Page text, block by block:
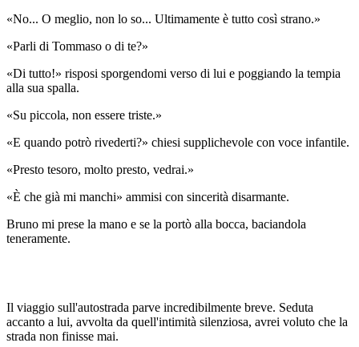
«No... O meglio, non lo so... Ultimamente è tutto così strano.»
«Parli di Tommaso o di te?»
«Di tutto!» risposi sporgendomi verso di lui e poggiando la tempia
alla sua spalla.
«Su piccola, non essere triste.»
«E quando potrò rivederti?» chiesi supplichevole con voce infantile.
«Presto tesoro, molto presto, vedrai.»
«È che già mi manchi» ammisi con sincerità disarmante.
Bruno mi prese la mano e se la portò alla bocca, baciandola
teneramente.
Il viaggio sull'autostrada parve incredibilmente breve. Seduta
accanto a lui, avvolta da quell'intimità silenziosa, avrei voluto che la
strada non finisse mai.